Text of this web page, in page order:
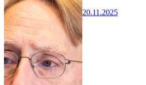
20.11.2025